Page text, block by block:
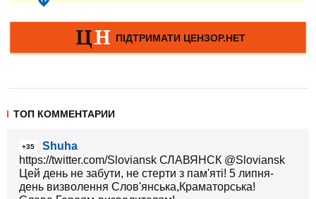
ТОП КОММЕНТАРИИ
+35
Shuha
https://twitter.com/Sloviansk СЛАВЯНСК ‏@Sloviansk
Цей день не забути, не стерти з пам'яті! 5 липня-
день визволення Слов'янська,Краматорська!